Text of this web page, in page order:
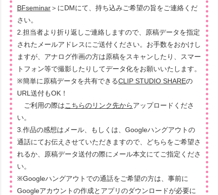
BFseminar＞にDMにて、持ち込みご希望の旨をご連絡くだ
さい。
2.担当者より折り返しご連絡しますので、原稿データを指定
されたメールアドレスにご送付ください。お手数をおかけし
ますが、アナログ作画の方は原稿をスキャンしたり、スマー
トフォン等で撮影したりしてデータ化をお願いいたします。
※簡単に原稿データを共有できるCLIP STUDIO SHAREの
URL送付もOK！
ご利用の際はこちらのリンク先からアップロードくださ
い。
3.作品の感想はメール、もしくは、Googleハングアウトの
通話にてお伝えさせていただきますので、どちらをご希望さ
れるか、原稿データ送付の際にメール本文にてご指定くださ
い。
※Googleハングアウトでの通話をご希望の方は、事前に
Googleアカウントの作成とアプリのダウンロードが必要に